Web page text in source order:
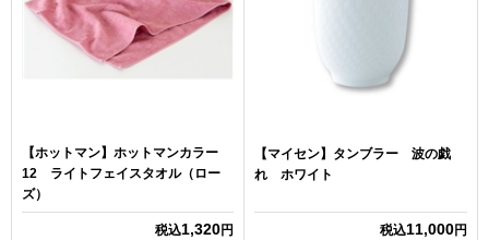
【ホットマン】ホットマンカラー
12 ライトフェイスタオル（ロー
ズ）
税込1,320円
【マイセン】タンブラー 波の戯
れ ホワイト
税込11,000円